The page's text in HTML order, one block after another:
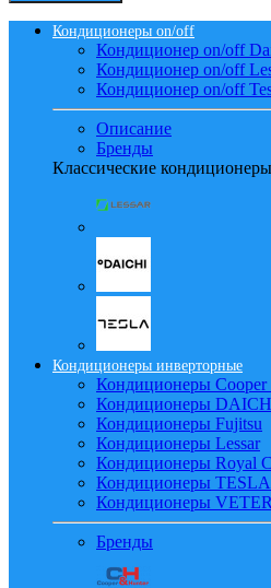
Кондиционеры on/off
Кондиционер on/off
Кондиционер on/off
Кондиционер on/off
Описание
Бренды
Классические
Кондиционеры инверторные
Кондиционеры Cooper
Кондиционеры
Кондиционеры Fujitsu
Кондиционеры Lessar
Кондиционеры Royal
Кондиционеры TESLA
Кондиционеры
Бренды